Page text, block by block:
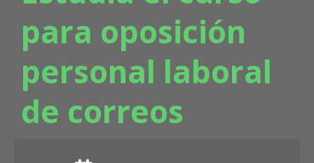
para oposición
personal laboral
de correos